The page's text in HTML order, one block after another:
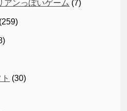
アンっぽいゲーム (7)
(259)
(30)